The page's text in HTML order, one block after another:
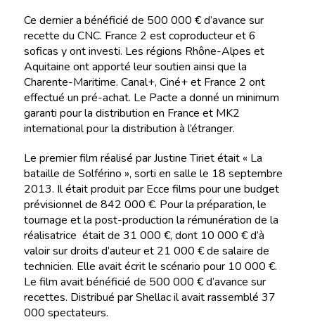
Ce dernier a bénéficié de 500 000 € d’avance sur
recette du CNC. France 2 est coproducteur et 6
soficas y ont investi. Les régions Rhône-Alpes et
Aquitaine ont apporté leur soutien ainsi que la
Charente-Maritime. Canal+, Ciné+ et France 2 ont
effectué un pré-achat. Le Pacte a donné un minimum
garanti pour la distribution en France et MK2
international pour la distribution à l’étranger.
Le premier film réalisé par Justine Tiriet était « La
bataille de Solférino », sorti en salle le 18 septembre
2013. Il était produit par Ecce films pour une budget
prévisionnel de 842 000 €. Pour la préparation, le
tournage et la post-production la rémunération de la
réalisatrice était de 31 000 €, dont 10 000 € d’à
valoir sur droits d’auteur et 21 000 € de salaire de
technicien. Elle avait écrit le scénario pour 10 000 €.
Le film avait bénéficié de 500 000 € d’avance sur
recettes. Distribué par Shellac il avait rassemblé 37
000 spectateurs.